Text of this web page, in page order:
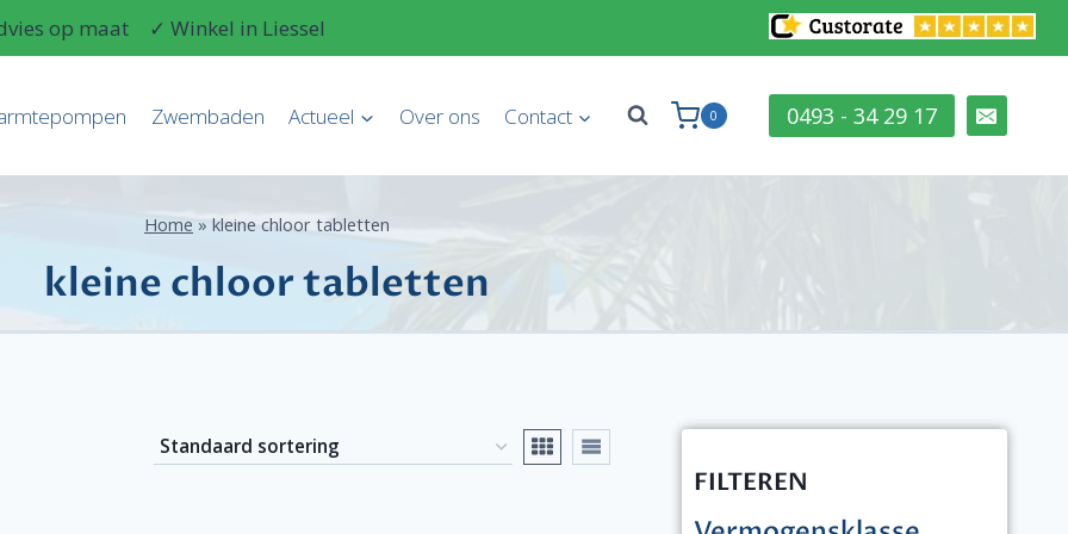
op maat ✓ Winkel in Liessel
Zwembaden Actueel Over ons Contact 0 0493 - 34 29 17
Home » kleine chloor tabletten
kleine chloor tabletten
FILTEREN